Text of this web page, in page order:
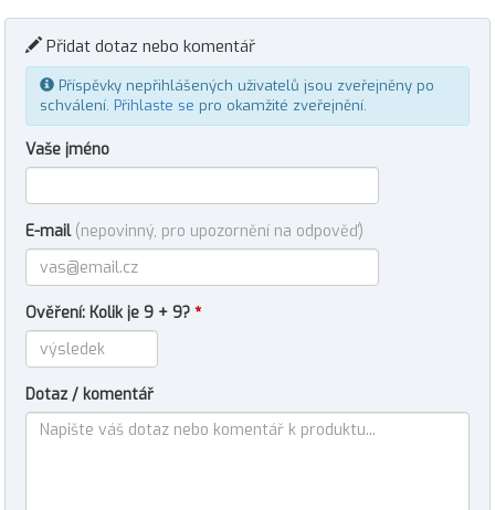
Přidat dotaz nebo komentář
Příspěvky nepřihlášených uživatelů jsou zveřejněny po
schválení. Přihlaste se pro okamžité zveřejnění.
Vaše jméno
E-mail (nepovinný, pro upozornění na odpověď)
Ověření: Kolik je 9 + 9? *
Dotaz / komentář